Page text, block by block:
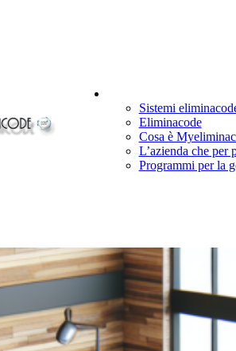
Sistemi
Eliminacode
Cosa è
L’azienda che
Programmi per la